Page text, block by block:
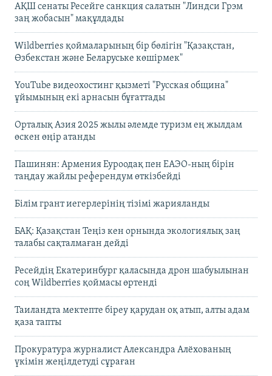
АҚШ сенаты Ресейге санкция салатын "Линдси Грэм
заң жобасын" мақұлдады
Wildberries қоймаларының бір бөлігін "Қазақстан,
Өзбекстан және Беларуське көшірмек"
YouTube видеохостинг қызметі "Русская община"
ұйымының екі арнасын бұғаттады
Орталық Азия 2025 жылы әлемде туризм ең жылдам
өскен өңір атанды
Пашинян: Армения Еуроодақ пен ЕАЭО-ның бірін
таңдау жайлы референдум өткізбейді
Білім грант иегерлерінің тізімі жарияланды
БАҚ: Қазақстан Теңіз кен орнында экологиялық заң
талабы сақталмаған дейді
Ресейдің Екатеринбург қаласында дрон шабуылынан
соң Wildberries қоймасы өртенді
Таиландта мектепте біреу қарудан оқ атып, алты адам
қаза тапты
Прокуратура журналист Александра Алёхованың
үкімін жеңілдетуді сұраған